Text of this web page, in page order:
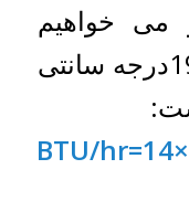
می خواهیم
دمای آب خروجی از آن 19درجه سانتی
BTU/